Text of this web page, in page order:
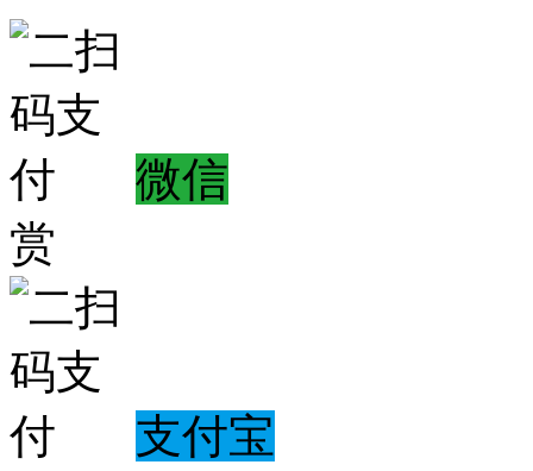
微信
赏
支付宝